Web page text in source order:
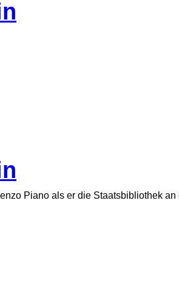
Piano als er die Staatsbibliothek